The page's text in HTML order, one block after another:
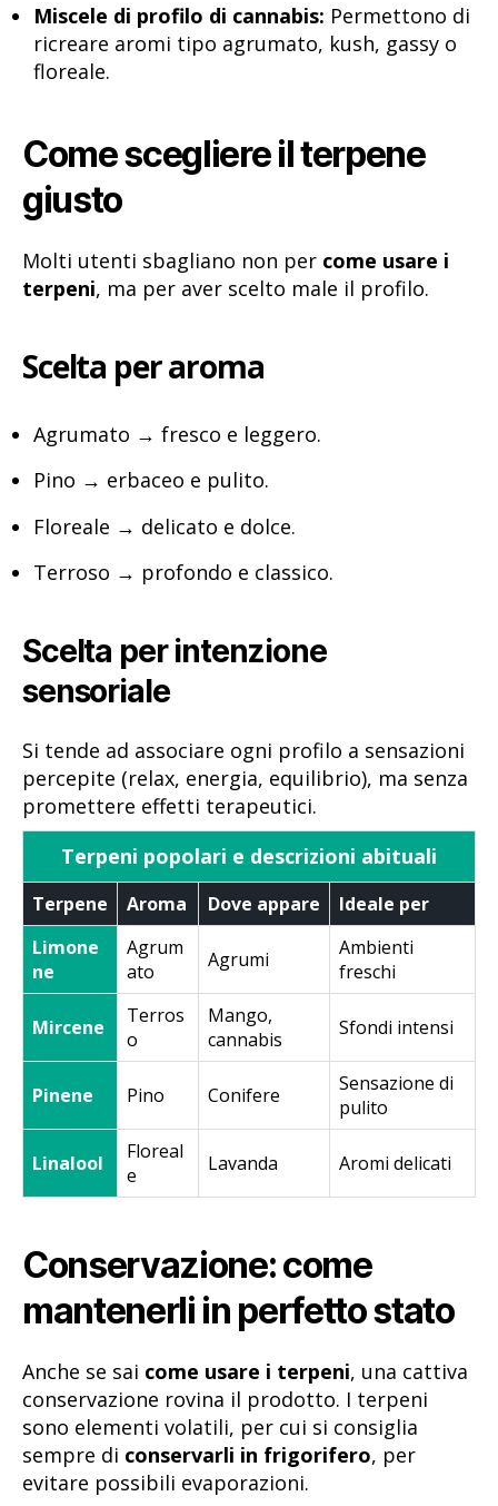
Miscele di profilo di cannabis: Permettono di
ricreare aromi tipo agrumato, kush, gassy o
floreale.
Come scegliere il terpene
giusto
Molti utenti sbagliano non per come usare i
terpeni, ma per aver scelto male il profilo.
Scelta per aroma
Agrumato → fresco e leggero.
Pino → erbaceo e pulito.
Floreale → delicato e dolce.
Terroso → profondo e classico.
Scelta per intenzione
sensoriale
Si tende ad associare ogni profilo a sensazioni
percepite (relax, energia, equilibrio), ma senza
promettere effetti terapeutici.
Terpeni popolari e descrizioni abituali
Terpene Aroma Dove appare
Ideale per
Limone
ne
Agrum
ato
Agrumi
Ambienti
freschi
Mircene
Terros
o
Mango,
cannabis
Sfondi intensi
Pinene Pino Conifere
Sensazione di
pulito
Linalool
Floreal
e
Lavanda Aromi delicati
Conservazione: come
mantenerli in perfetto stato
Anche se sai come usare i terpeni, una cattiva
conservazione rovina il prodotto. I terpeni
sono elementi volatili, per cui si consiglia
sempre di conservarli in frigorifero, per
evitare possibili evaporazioni.